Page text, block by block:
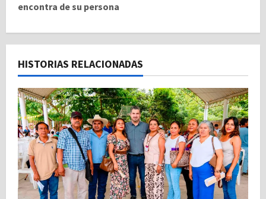
g
a
c
i
ó
n
d
e
encontra de su persona
HISTORIAS RELACIONADAS